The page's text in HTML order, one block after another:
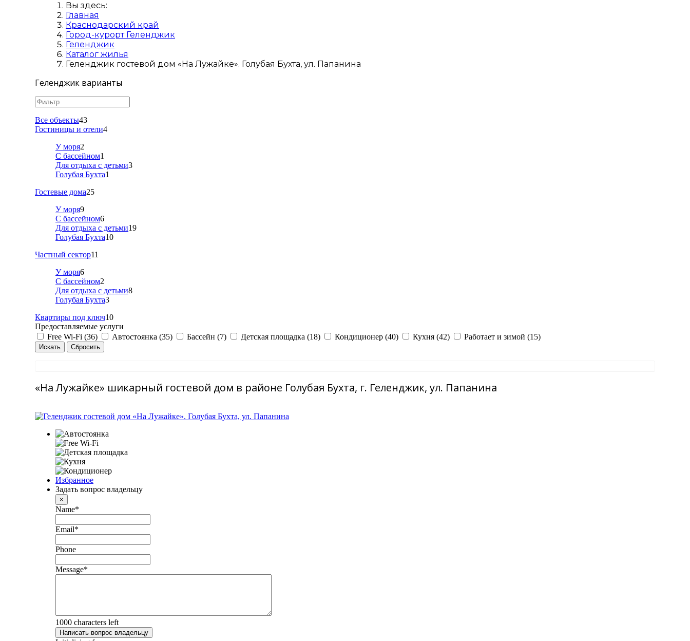
Вы здесь:
Главная
Краснодарский край
Город-курорт Геленджик
Геленджик
Каталог жилья
Геленджик гостевой дом «На Лужайке». Голубая Бухта, ул. Папанина
Геленджик варианты
Все объекты43
Гостиницы и отели4
У моря2
С бассейном1
Для отдыха с детьми3
Голубая Бухта1
Гостевые дома25
У моря9
С бассейном6
Для отдыха с детьми19
Голубая Бухта10
Частный сектор11
У моря6
С бассейном2
Для отдыха с детьми8
Голубая Бухта3
Квартиры под ключ10
Предоставляемые услуги
Free Wi-Fi (36)
Автостоянка (35) Бассейн (7) Детская площадка (18) Кондиционер (40) Кухня (42) Работает и зимой (15)
«На Лужайке» шикарный гостевой дом в районе Голубая Бухта, г. Геленджик, ул. Папанина
Избранное
Задать вопрос владельцу
×
Name*
Email*
Phone
Message*
1000 characters left
Написать вопрос владельцу